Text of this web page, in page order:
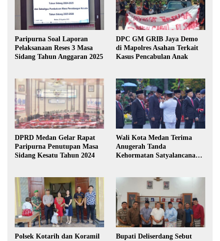
Paripurna Soal Laporan
Pelaksanaan Reses 3 Masa
Sidang Tahun Anggaran 2025
DPC GM GRIB Jaya Demo
di Mapolres Asahan Terkait
Kasus Pencabulan Anak
DPRD Medan Gelar Rapat
Paripurna Penutupan Masa
Sidang Kesatu Tahun 2024
Wali Kota Medan Terima
Anugerah Tanda
Kehormatan Satyalancana
Polsek Kotarih dan Koramil
Bupati Deliserdang Sebut